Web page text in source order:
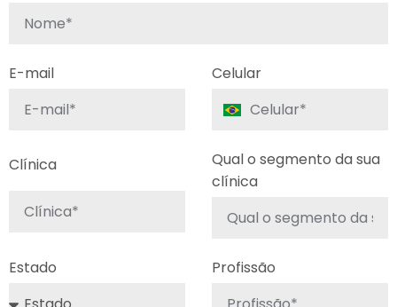
E-mail Celular
Clínica
Qual o segmento da sua
clínica
Estado Profissão